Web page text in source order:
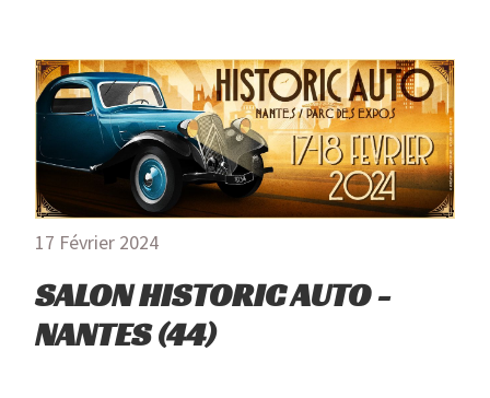
17 Février 2024
SALON HISTORIC AUTO -
NANTES (44)